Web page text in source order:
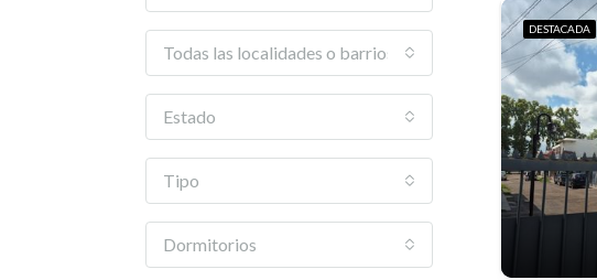
DESTACADA
Todas las localidades o barrios
Estado
Tipo
Dormitorios